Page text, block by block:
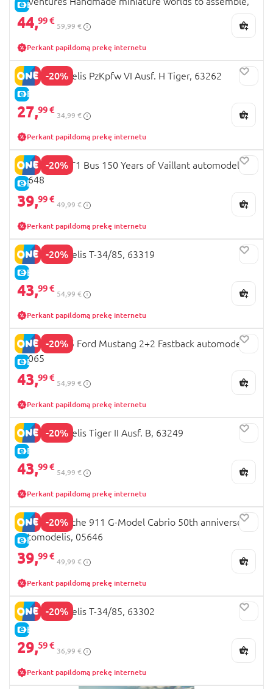
E-KAINA
00532
44,99 €
59,99 €
Perkant papildomą prekę internetu
-20%
E-KAINA
REVELL modelis PzKpfw VI Ausf. H Tiger, 63262
27,99 €
34,99 €
Perkant papildomą prekę internetu
-20%
E-KAINA
REVELL VW T1 Bus 150 Years of Vaillant automodelis,
05648
39,99 €
49,99 €
Perkant papildomą prekę internetu
-20%
E-KAINA
REVELL modelis T-34/85, 63319
43,99 €
54,99 €
Perkant papildomą prekę internetu
-20%
E-KAINA
REVELL 1965 Ford Mustang 2+2 Fastback automodelis,
67065
43,99 €
54,99 €
Perkant papildomą prekę internetu
-20%
E-KAINA
REVELL modelis Tiger II Ausf. B, 63249
43,99 €
54,99 €
Perkant papildomą prekę internetu
-20%
E-KAINA
REVELL Porsche 911 G-Model Cabrio 50th anniversery
automodelis, 05646
39,99 €
49,99 €
Perkant papildomą prekę internetu
-20%
E-KAINA
REVELL modelis T-34/85, 63302
29,59 €
36,99 €
Perkant papildomą prekę internetu